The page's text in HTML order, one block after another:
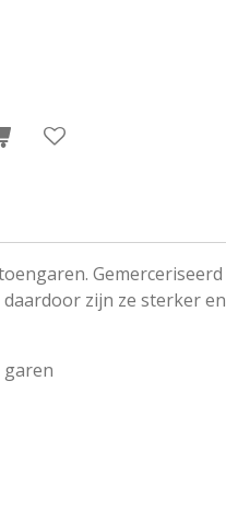
Gemerceriseerd
zijn ze sterker en
garen